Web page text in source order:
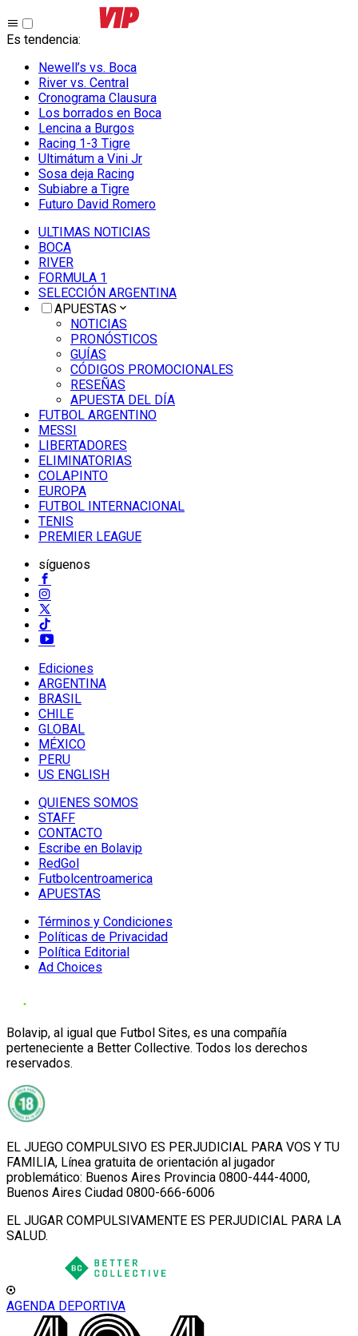
Es tendencia:
Newell’s vs. Boca
River vs. Central
Cronograma Clausura
Los borrados en Boca
Lencina a Burgos
Racing 1-3 Tigre
Ultimátum a Vini Jr
Sosa deja Racing
Subiabre a Tigre
Futuro David Romero
ULTIMAS NOTICIAS
BOCA
RIVER
FORMULA 1
SELECCIÓN ARGENTINA
APUESTAS
NOTICIAS
PRONÓSTICOS
GUÍAS
CÓDIGOS PROMOCIONALES
RESEÑAS
APUESTA DEL DÍA
FUTBOL ARGENTINO
MESSI
LIBERTADORES
ELIMINATORIAS
COLAPINTO
EUROPA
FUTBOL INTERNACIONAL
TENIS
PREMIER LEAGUE
síguenos
Ediciones
ARGENTINA
BRASIL
CHILE
GLOBAL
MÉXICO
PERU
US ENGLISH
QUIENES SOMOS
STAFF
CONTACTO
Escribe en Bolavip
RedGol
Futbolcentroamerica
APUESTAS
Términos y Condiciones
Políticas de Privacidad
Política Editorial
Ad Choices
Bolavip, al igual que Futbol Sites, es una compañía
perteneciente a Better Collective. Todos los derechos
reservados.
EL JUEGO COMPULSIVO ES PERJUDICIAL PARA VOS Y TU
FAMILIA, Línea gratuita de orientación al jugador
problemático: Buenos Aires Provincia 0800-444-4000,
Buenos Aires Ciudad 0800-666-6006
EL JUGAR COMPULSIVAMENTE ES PERJUDICIAL PARA LA
SALUD.
AGENDA DEPORTIVA